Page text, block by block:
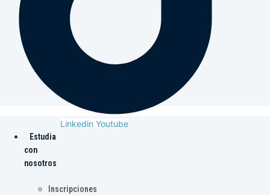
Linkedin Youtube
Estudia
con
nosotros
Inscripciones